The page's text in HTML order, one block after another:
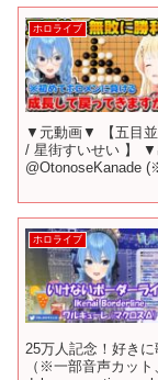
ホロライブ
▼元動画▼ 【五目並
/ 星街すいせい 】
@OtonoseKanade
ホロライブ
25万人記念！好き
（※一部音声カッ